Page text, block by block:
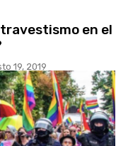
en el
19, 2019